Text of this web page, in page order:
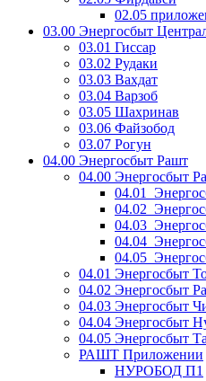
02.05
03.00 Энергосбыт
03.01 Гиссар
03.02 Рудаки
03.03 Вахдат
03.04 Варзоб
03.05 Шахринав
03.06 Файзобод
03.07 Рогун
04.00 Энергосбыт Рашт
04.00 Энергосбыт
04.01 Энергосбыт
04.02 Энергосбыт
04.03 Энергосбыт
04.04 Энергосбыт
04.05 Энергосбыт
РАШТ Приложении
НУРОБОД П1